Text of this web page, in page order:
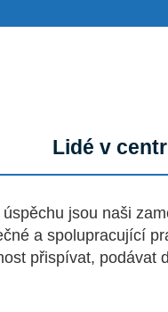
Lidé v
jsou naši
a spolupracující
přispívat, podávat